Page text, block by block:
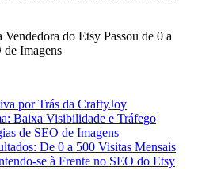
por Trás da CraftyJoy
Baixa Visibilidade e Tráfego
de SEO de Imagens
De 0 a 500 Visitas Mensais
se à Frente no SEO do Etsy